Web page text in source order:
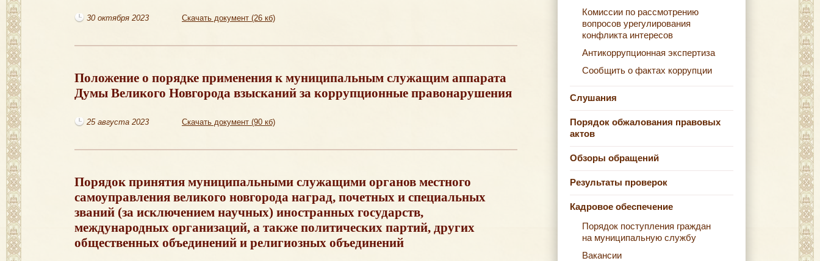
30 октября 2023 Скачать документ (26 кб)
Положение о порядке применения к муниципальным служащим аппарата
Думы Великого Новгорода взысканий за коррупционные правонарушения
25 августа 2023 Скачать документ (90 кб)
Порядок принятия муниципальными служащими органов местного
самоуправления великого новгорода наград, почетных и специальных
званий (за исключением научных) иностранных государств,
международных организаций, а также политических партий, других
общественных объединений и религиозных объединений
Комиссии по рассмотрению
вопросов урегулирования
конфликта интересов
Антикоррупционная экспертиза
Сообщить о фактах коррупции
Слушания
Порядок обжалования правовых
актов
Обзоры обращений
Результаты проверок
Кадровое обеспечение
Порядок поступления граждан
на муниципальную службу
Вакансии